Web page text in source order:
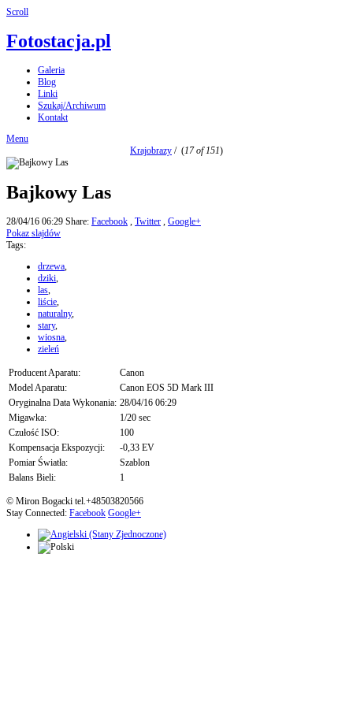
Scroll
Fotostacja.pl
Galeria
Blog
Linki
Szukaj/Archiwum
Kontakt
Menu
Krajobrazy / (17 of 151)
Bajkowy Las
28/04/16 06:29 Share: Facebook , Twitter , Google+
Pokaz slajdów
Tags:
drzewa,
dziki,
las,
liście,
naturalny,
stary,
wiosna,
zieleń
Producent Aparatu:
Canon
Model Aparatu:
Canon EOS 5D Mark III
Oryginalna Data Wykonania: 28/04/16 06:29
Migawka:
1/20 sec
Czułość ISO:
100
Kompensacja Ekspozycji:
-0,33 EV
Pomiar Światła:
Szablon
Balans Bieli:
1
© Miron Bogacki tel.+48503820566
Stay Connected: Facebook Google+